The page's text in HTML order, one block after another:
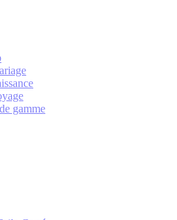
gamme